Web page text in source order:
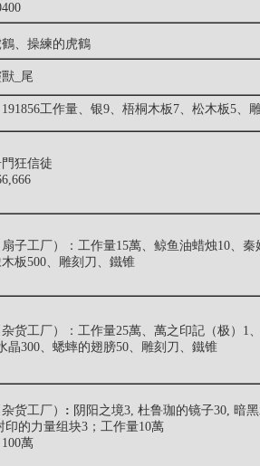
鶴、操練的虎鶴
獸_尾
191856工作量、银9、梧桐木板7、松木板5、
狂信徒
扇子工厂）：工作量15萬、鲸鱼油蜡烛10、
板500、雕刻刀、鐵锥
杂货工厂）：工作量25萬、萬之印記（极）1
晶300、蟋蟀的翅膀50、雕刻刀、鐵锥
杂货工厂） : 阴阳之境3, 杜鲁珈的镜子30, 暗
印的力量组块3；工作量10萬
100萬